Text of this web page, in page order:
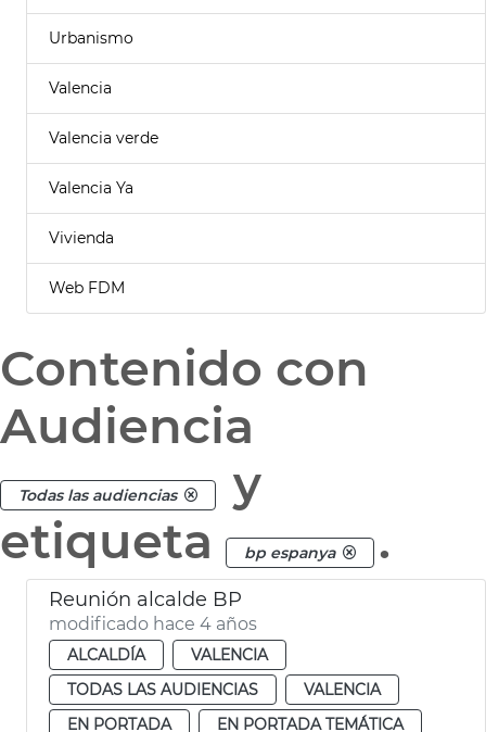
Urbanismo
Valencia
Valencia verde
Valencia Ya
Vivienda
Web FDM
Contenido con
Audiencia
Todas las audiencias
y
etiqueta
bp espanya .
Reunión alcalde BP
modificado hace 4 años
ALCALDÍA
VALENCIA
TODAS LAS AUDIENCIAS
VALENCIA
EN PORTADA
EN PORTADA TEMÁTICA